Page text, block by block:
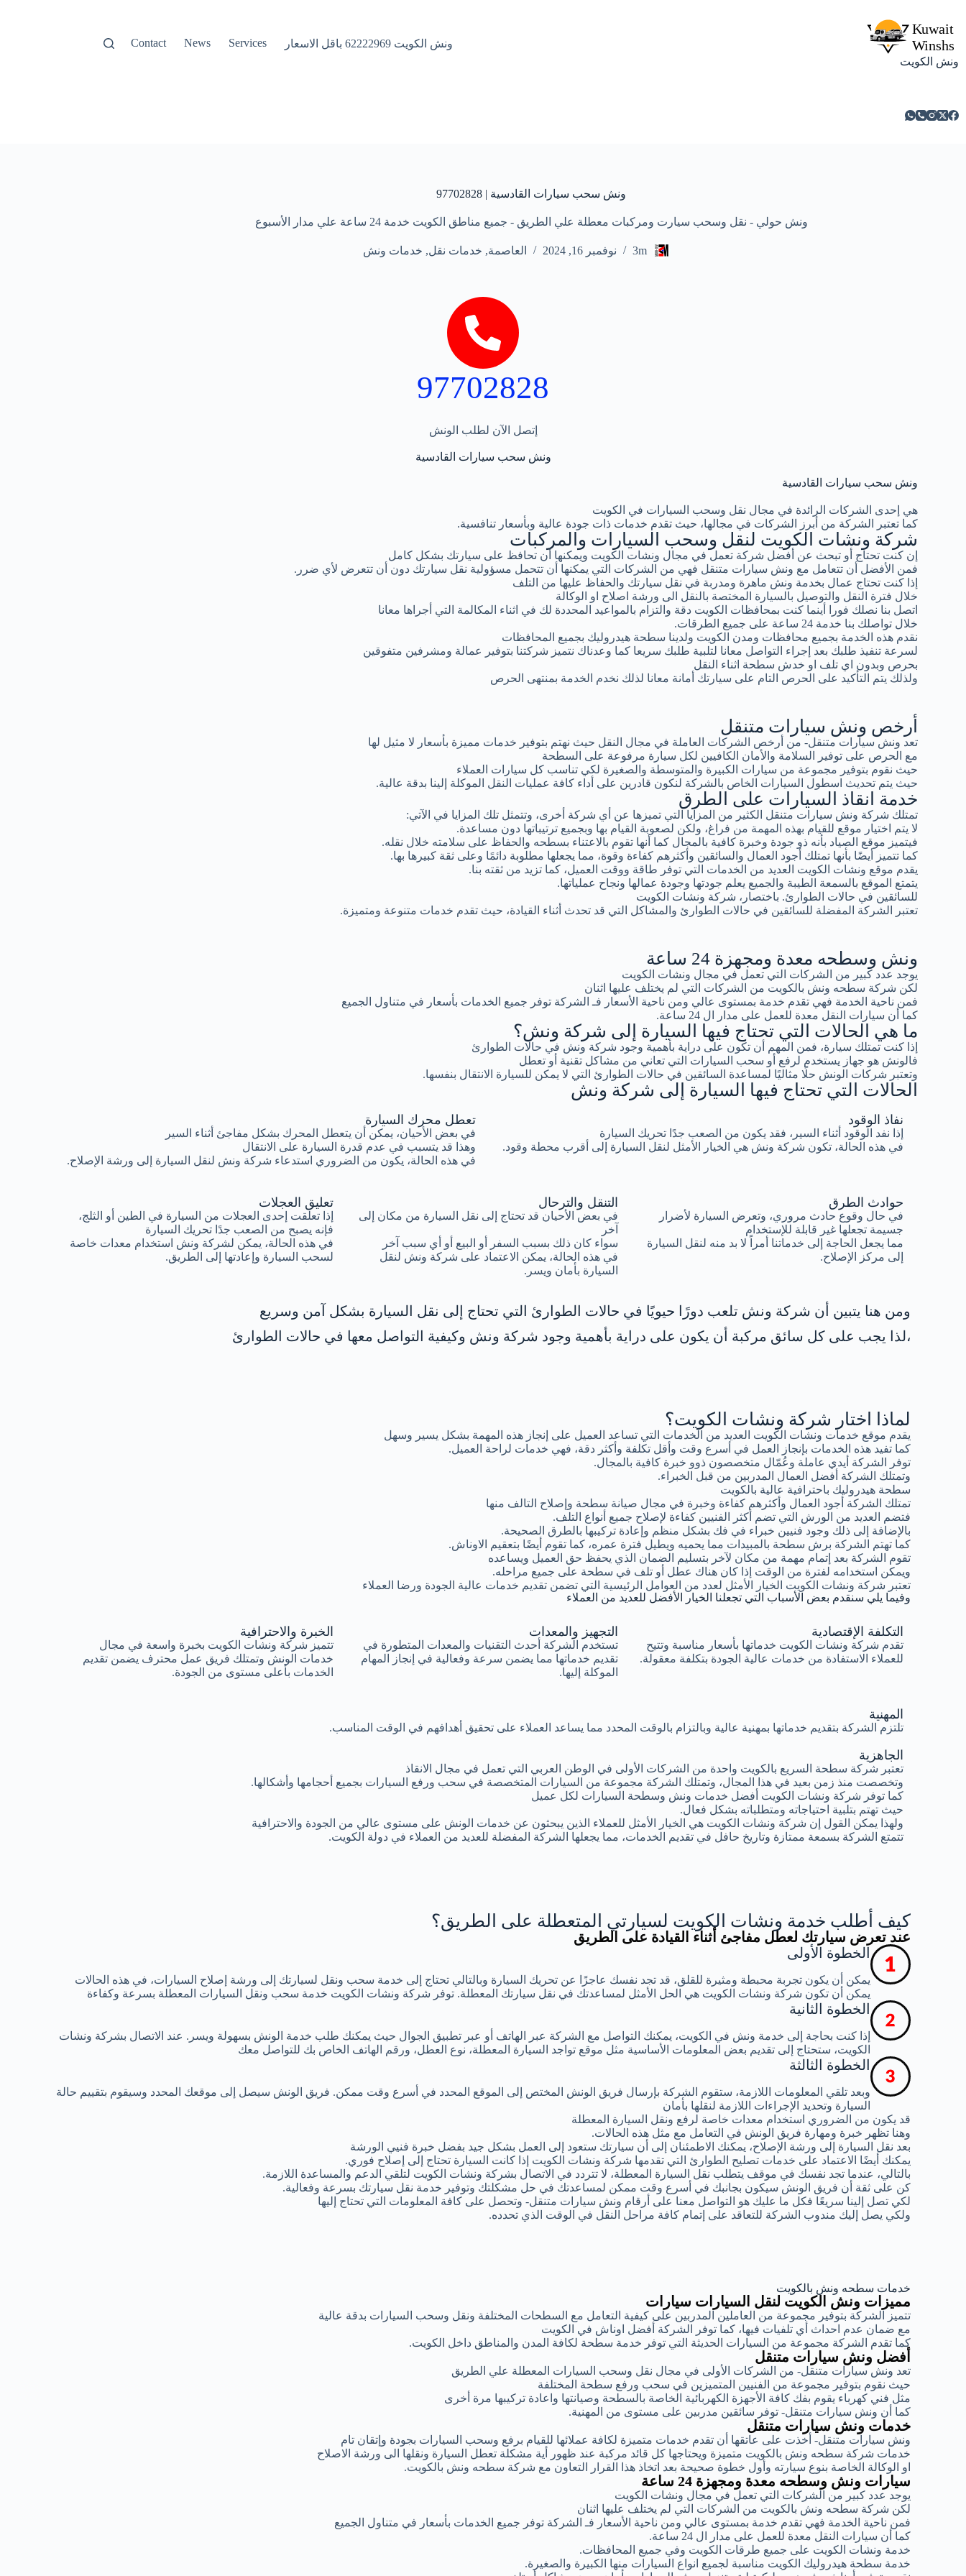
ونش الكويت
ونش الكويت 62222969 باقل الاسعار Services
News
Contact
ونش سحب سيارات القادسية | 97702828
ونش حولي - نقل وسحب سيارت ومركبات معطلة علي الطريق - جميع مناطق الكويت خدمة 24 ساعة علي مدار الأسبوع
3m نوفمبر 16, 2024 العاصمة, خدمات نقل, خدمات ونش
97702828
إتصل الآن لطلب الونش
ونش سحب سيارات القادسية
ونش سحب سيارات القادسية
هي إحدى الشركات الرائدة في مجال نقل وسحب السيارات في الكويت
كما تعتبر الشركة من أبرز الشركات في مجالها، حيث تقدم خدمات ذات جودة عالية وبأسعار تنافسية.
شركة ونشات الكويت لنقل وسحب السيارات والمركبات
إن كنت تحتاج أو تبحث عن أفضل شركة تعمل في مجال ونشات الكويت ويمكنها أن تحافظ على سيارتك بشكل كامل
فمن الأفضل أن تتعامل مع ونش سيارات متنقل فهي من الشركات التي يمكنها أن تتحمل مسؤولية نقل سيارتك دون أن تتعرض لأي ضرر.
إذا كنت تحتاج عمال بخدمة ونش ماهرة ومدربة في نقل سيارتك والحفاظ عليها من التلف
خلال فترة النقل والتوصيل بالسيارة المختصة بالنقل الى ورشة اصلاح او الوكالة
اتصل بنا نصلك فورا أينما كنت بمحافظات الكويت دقة والتزام بالمواعيد المحددة لك في اثناء المكالمة التي أجراها معانا
خلال تواصلك بنا خدمة 24 ساعة على جميع الطرقات.
نقدم هذه الخدمة بجميع محافظات ومدن الكويت ولدينا سطحة هيدروليك بجميع المحافظات
لسرعة تنفيذ طلبك بعد إجراء التواصل معانا لتلبية طلبك سريعا كما وعدناك نتميز شركتنا بتوفير عمالة ومشرفين متفوقين
بحرص وبدون اي تلف او خدش سطحة اثناء النقل
ولذلك يتم التأكيد على الحرص التام على سيارتك أمانة معانا لذلك نخدم الخدمة بمنتهى الحرص
أرخص ونش سيارات متنقل
تعد ونش سيارات متنقل- من أرخص الشركات العاملة في مجال النقل حيث نهتم بتوفير خدمات مميزة بأسعار لا مثيل لها
مع الحرص على توفير السلامة والأمان الكافيين لكل سيارة مرفوعة على السطحة
حيث نقوم بتوفير مجموعة من سيارات الكبيرة والمتوسطة والصغيرة لكي تناسب كل سيارات العملاء
حيث يتم تحديث اسطول السيارات الخاص بالشركة لنكون قادرين على أداء كافة عمليات النقل الموكلة إلينا بدقة عالية.
خدمة انقاذ السيارات على الطرق
تمتلك شركة ونش سيارات متنقل الكثير من المزايا التي تميزها عن أي شركة أخرى، وتتمثل تلك المزايا في الآتي:
لا يتم اختيار موقع للقيام بهذه المهمة من فراغ، ولكن لصعوبة القيام بها وبجميع ترتيباتها دون مساعدة.
فيتميز موقع الصياد بأنه ذو جودة وخبرة كافية بالمجال كما أنها تقوم بالاعتناء بسطحه والحفاظ على سلامته خلال نقله.
كما تتميز أيضًا بأنها تمتلك أجود العمال والسائقين وأكثرهم كفاءة وقوة، مما يجعلها مطلوبة دائمًا وعلى ثقة كبيرها بها.
يقدم موقع ونشات الكويت العديد من الخدمات التي توفر طاقة ووقت العميل، كما تزيد من ثقته بنا.
يتمتع الموقع بالسمعة الطيبة والجميع يعلم جودتها وجودة عمالها ونجاح عملياتها.
للسائقين في حالات الطوارئ. باختصار، شركة ونشات الكويت
تعتبر الشركة المفضلة للسائقين في حالات الطوارئ والمشاكل التي قد تحدث أثناء القيادة، حيث تقدم خدمات متنوعة ومتميزة.
ونش وسطحه معدة ومجهزة 24 ساعة
يوجد عدد كبير من الشركات التي تعمل في مجال ونشات الكويت
لكن شركة سطحه ونش بالكويت من الشركات التي لم يختلف عليها اثنان
فمن ناحية الخدمة فهي تقدم خدمة بمستوى عالي ومن ناحية الأسعار فـ الشركة توفر جميع الخدمات بأسعار في متناول الجميع
كما أن سيارات النقل معدة للعمل على مدار ال 24 ساعة.
ما هي الحالات التي تحتاج فيها السيارة إلى شركة ونش؟
إذا كنت تمتلك سيارة، فمن المهم أن تكون على دراية بأهمية وجود شركة ونش في حالات الطوارئ
فالونش هو جهاز يستخدم لرفع أو سحب السيارات التي تعاني من مشاكل تقنية أو تعطل
وتعتبر شركات الونش حلًا مثاليًا لمساعدة السائقين في حالات الطوارئ التي لا يمكن للسيارة الانتقال بنفسها.
الحالات التي تحتاج فيها السيارة إلى شركة ونش
تعطل محرك السيارة
في بعض الأحيان، يمكن أن يتعطل المحرك بشكل مفاجئ أثناء السير
وهذا قد يتسبب في عدم قدرة السيارة على الانتقال
في هذه الحالة، يكون من الضروري استدعاء شركة ونش لنقل السيارة إلى ورشة الإصلاح.
نفاذ الوقود
إذا نفد الوقود أثناء السير، فقد يكون من الصعب جدًا تحريك السيارة
في هذه الحالة، تكون شركة ونش هي الخيار الأمثل لنقل السيارة إلى أقرب محطة وقود.
تعليق العجلات
إذا تعلقت إحدى العجلات من السيارة في الطين أو الثلج،
فإنه يصبح من الصعب جدًا تحريك السيارة
في هذه الحالة، يمكن لشركة ونش استخدام معدات خاصة
لسحب السيارة وإعادتها إلى الطريق.
التنقل والترحال
في بعض الأحيان قد تحتاج إلى نقل السيارة من مكان إلى
آخر
سواء كان ذلك بسبب السفر أو البيع أو أي سبب آخر
في هذه الحالة، يمكن الاعتماد على شركة ونش لنقل
السيارة بأمان ويسر.
حوادث الطرق
في حال وقوع حادث مروري، وتعرض السيارة لأضرار
جسيمة تجعلها غير قابلة للإستخدام
مما يجعل الحاجة إلى خدماتنا أمراً لا بد منه لنقل السيارة
إلى مركز الإصلاح.
ومن هنا يتبين أن شركة ونش تلعب دورًا حيويًا في حالات الطوارئ التي تحتاج إلى نقل السيارة بشكل آمن وسريع
،لذا يجب على كل سائق مركبة أن يكون على دراية بأهمية وجود شركة ونش وكيفية التواصل معها في حالات الطوارئ
لماذا اختار شركة ونشات الكويت؟
يقدم موقع خدمات ونشات الكويت العديد من الخدمات التي تساعد العميل على إنجاز هذه المهمة بشكل يسير وسهل
كما تفيد هذه الخدمات بإنجاز العمل في أسرع وقت وأقل تكلفة وأكثر دقة، فهي خدمات لراحة العميل.
توفر الشركة أيدي عاملة وعُمّال متخصصون ذوو خبرة كافية بالمجال.
وتمتلك الشركة أفضل العمال المدربين من قبل الخبراء.
سطحة هيدروليك باحترافية عالية بالكويت
تمتلك الشركة أجود العمال وأكثرهم كفاءة وخبرة في مجال صيانة سطحة وإصلاح التالف منها
فتضم العديد من الورش التي تضم أكثر الفنيين كفاءة لإصلاح جميع أنواع التلف.
بالإضافة إلى ذلك وجود فنيين خبراء في فك بشكل منظم وإعادة تركيبها بالطرق الصحيحة.
كما تهتم الشركة برش سطحة بالمبيدات مما يحميه ويطيل فترة عمره، كما تقوم أيضًا بتعقيم الاوناش.
تقوم الشركة بعد إتمام مهمة من مكان لآخر بتسليم الضمان الذي يحفظ حق العميل ويساعده
ويمكن استخدامه لفترة من الوقت إذا كان هناك عطل أو تلف في سطحة على جميع مراحله.
تعتبر شركة ونشات الكويت الخيار الأمثل لعدد من العوامل الرئيسية التي تضمن تقديم خدمات عالية الجودة ورضا العملاء
وفيما يلي سنقدم بعض الأسباب التي تجعلنا الخيار الأفضل للعديد من العملاء
الخبرة والاحترافية
تتميز شركة ونشات الكويت بخبرة واسعة في مجال
خدمات الونش وتمتلك فريق عمل محترف يضمن تقديم
الخدمات بأعلى مستوى من الجودة.
التجهيز والمعدات
تستخدم الشركة أحدث التقنيات والمعدات المتطورة في
تقديم خدماتها مما يضمن سرعة وفعالية في إنجاز المهام
الموكلة إليها.
التكلفة الإقتصادية
تقدم شركة ونشات الكويت خدماتها بأسعار مناسبة وتتيح
للعملاء الاستفادة من خدمات عالية الجودة بتكلفة معقولة.
المهنية
تلتزم الشركة بتقديم خدماتها بمهنية عالية وبالتزام بالوقت المحدد مما يساعد العملاء على تحقيق أهدافهم في الوقت المناسب.
الجاهزية
تعتبر شركة سطحة السريع بالكويت واحدة من الشركات الأولى في الوطن العربي التي تعمل في مجال الانقاذ
وتخصصت منذ زمن بعيد في هذا المجال، وتمتلك الشركة مجموعة من السيارات المتخصصة في سحب ورفع السيارات بجميع أحجامها وأشكالها.
كما توفر شركة ونشات الكويت أفضل خدمات ونش وسطحة السيارات لكل عميل
حيث تهتم بتلبية احتياجاته ومتطلباته بشكل فعال.
ولهذا يمكن القول إن شركة ونشات الكويت هي الخيار الأمثل للعملاء الذين يبحثون عن خدمات الونش على مستوى عالي من الجودة والاحترافية
تتمتع الشركة بسمعة ممتازة وتاريخ حافل في تقديم الخدمات، مما يجعلها الشركة المفضلة للعديد من العملاء في دولة الكويت.
كيف أطلب خدمة ونشات الكويت لسيارتي المتعطلة على الطريق؟
عند تعرض سيارتك لعطل مفاجئ أثناء القيادة على الطريق
الخطوة الأولى
يمكن أن يكون تجربة محبطة ومثيرة للقلق، قد تجد نفسك عاجزًا عن تحريك السيارة وبالتالي تحتاج إلى خدمة سحب ونقل لسيارتك إلى ورشة إصلاح السيارات، في هذه الحالات
يمكن أن تكون شركة ونشات الكويت هي الحل الأمثل لمساعدتك في نقل سيارتك المعطلة. توفر شركة ونشات الكويت خدمة سحب ونقل السيارات المعطلة بسرعة وكفاءة
الخطوة الثانية
إذا كنت بحاجة إلى خدمة ونش في الكويت، يمكنك التواصل مع الشركة عبر الهاتف أو عبر تطبيق الجوال حيث يمكنك طلب خدمة الونش بسهولة ويسر. عند الاتصال بشركة ونشات
الكويت، ستحتاج إلى تقديم بعض المعلومات الأساسية مثل موقع تواجد السيارة المعطلة، نوع العطل، ورقم الهاتف الخاص بك للتواصل معك
الخطوة الثالثة
وبعد تلقي المعلومات اللازمة، ستقوم الشركة بإرسال فريق الونش المختص إلى الموقع المحدد في أسرع وقت ممكن. فريق الونش سيصل إلى موقعك المحدد وسيقوم بتقييم حالة
السيارة وتحديد الإجراءات اللازمة لنقلها بأمان
قد يكون من الضروري استخدام معدات خاصة لرفع ونقل السيارة المعطلة
وهنا تظهر خبرة ومهارة فريق الونش في التعامل مع مثل هذه الحالات.
بعد نقل السيارة إلى ورشة الإصلاح، يمكنك الاطمئنان إلى أن سيارتك ستعود إلى العمل بشكل جيد بفضل خبرة فنيي الورشة
يمكنك أيضًا الاعتماد على خدمات تصليح الطوارئ التي تقدمها شركة ونشات الكويت إذا كانت السيارة تحتاج إلى إصلاح فوري.
بالتالي، عندما تجد نفسك في موقف يتطلب نقل السيارة المعطلة، لا تتردد في الاتصال بشركة ونشات الكويت لتلقي الدعم والمساعدة اللازمة.
كن على ثقة أن فريق الونش سيكون بجانبك في أسرع وقت ممكن لمساعدتك في حل مشكلتك وتوفير خدمة نقل سيارتك بسرعة وفعالية.
لكي تصل إلينا سريعًا فكل ما عليك هو التواصل معنا على أرقام ونش سيارات متنقل- وتحصل على كافة المعلومات التي تحتاج إليها
ولكي يصل إليك مندوب الشركة للتعاقد على إتمام كافة مراحل النقل في الوقت الذي تحدده.
خدمات سطحه ونش بالكويت
مميزات ونش الكويت لنقل السيارات سيارات
تتميز الشركة بتوفير مجموعة من العاملين المدربين على كيفية التعامل مع السطحات المختلفة ونقل وسحب السيارات بدقة عالية
مع ضمان عدم احداث أي تلفيات فيها، كما توفر الشركة أفضل اوناش في الكويت
كما تقدم الشركة مجموعة من السيارات الحديثة التي توفر خدمة سطحة لكافة المدن والمناطق داخل الكويت.
أفضل ونش سيارات متنقل
تعد ونش سيارات متنقل- من الشركات الأولى في مجال نقل وسحب السيارات المعطلة علي الطريق
حيث نقوم بتوفير مجموعة من الفنيين المتميزين في سحب ورفع سطحة المختلفة
مثل فني كهرباء يقوم بفك كافة الأجهزة الكهربائية الخاصة بالسطحة وصيانتها واعادة تركيبها مرة أخرى
كما أن ونش سيارات متنقل- توفر سائقين مدربين على مستوى من المهنية.
خدمات ونش سيارات متنقل
ونش سيارات متنقل- أخذت على عاتقها أن تقدم خدمات متميزة لكافة عملائها للقيام برفع وسحب السيارات بجودة وإتقان تام
خدمات شركة سطحه ونش بالكويت متميزة ويحتاجها كل قائد مركبة عند ظهور أية مشكلة تعطل السيارة ونقلها الى ورشة الاصلاح
او الوكالة الخاصة بنوع سيارته وأول خطوة صحيحة بعد اتخاذ هذا القرار التعاون مع شركة سطحه ونش بالكويت.
سيارات ونش وسطحه معدة ومجهزة 24 ساعة
يوجد عدد كبير من الشركات التي تعمل في مجال ونشات الكويت
لكن شركة سطحه ونش بالكويت من الشركات التي لم يختلف عليها اثنان
فمن ناحية الخدمة فهي تقدم خدمة بمستوى عالي ومن ناحية الأسعار فـ الشركة توفر جميع الخدمات بأسعار في متناول الجميع
كما أن سيارات النقل معدة للعمل على مدار ال 24 ساعة.
خدمة ونشات الكويت على جميع طرقات الكويت وفي جميع المحافظات.
خدمة سطحة هيدروليك الكويت مناسبة لجميع انواع السيارات منها الكبيرة والصغيرة.